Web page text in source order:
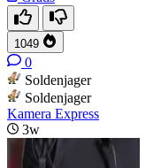
1049
0
Soldenjager
Soldenjager
Kamera Express
3w